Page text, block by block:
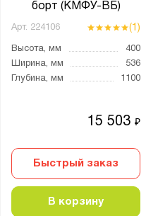
борт (КМФУ-ВБ)
Арт. 224106 (1)
Высота, мм
400
Ширина, мм
536
Глубина, мм
1100
15 503₽
Быстрый заказ
В корзину